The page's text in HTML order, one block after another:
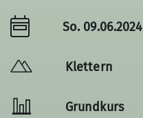
So. 09.06.2024
Klettern
Grundkurs